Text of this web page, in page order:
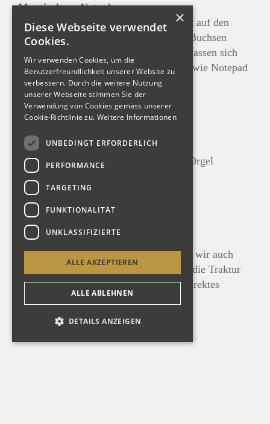
Montierbare Notenlampen
Um auch im Orchesterspiel genug Licht auf den
Noten zu haben, können an zwei USB-Buchsen
Lampen eingesteckt werden. Ebenfalls lassen sich
über die USB-Buchsen portable Geräte wie Notepad
oder Handy laden.
Absperrbares Notenfach im Hocker
Für allerlei Kleinzeug was man an der Orgel
gebrauchen kann oder eben auch Noten.
Leichtes und direktes Tastenspiel
Wie man es von uns gewohnt ist, haben wir auch
hier wieder ein grosses Augenmerk auf die Traktur
gelegt. So zeigt sich hier ein leichtes, direktes
Tastengefühl.
×
Diese Webseite verwendet
Cookies.
Wir verwenden Cookies, um die
Benutzerfreundlichkeit unserer Website zu
verbessern. Durch die weitere Nutzung
unserer Webseite stimmen Sie der
Verwendung von Cookies gemäss unserer
Cookie-Richtlinie zu. Weitere Informationen
UNBEDINGT ERFORDERLICH
PERFORMANCE
TARGETING
FUNKTIONALITÄT
UNKLASSIFIZIERTE
ALLE AKZEPTIEREN
ALLE ABLEHNEN
DETAILS ANZEIGEN